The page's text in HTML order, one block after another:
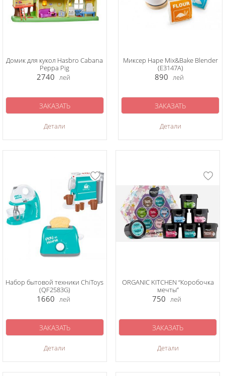
Домик для кукол Hasbro Cabana
Peppa Pig
2740 лей
Детали
ЗАКАЗАТЬ
Миксер Hape Mix&Bake Blender
(E3147A)
890 лей
Детали
ЗАКАЗАТЬ
Набор бытовой техники ChiToys
(QF2583G)
1660 лей
Детали
ЗАКАЗАТЬ
ORGANIC KITCHEN “Коробочка
мечты”
750 лей
Детали
ЗАКАЗАТЬ